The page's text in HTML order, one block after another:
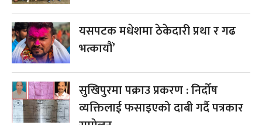
यसपटक मधेशमा ठेकेदारी प्रथा र गढ
भत्कायौं’
सुखिपुरमा पक्राउ प्रकरण : निर्दोष
व्यक्तिलाई फसाइएको दाबी गर्दै पत्रकार